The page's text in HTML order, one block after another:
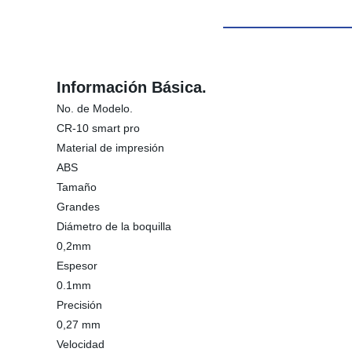
Información Básica.
No. de Modelo.
CR-10 smart pro
Material de impresión
ABS
Tamaño
Grandes
Diámetro de la boquilla
0,2mm
Espesor
0.1mm
Precisión
0,27 mm
Velocidad